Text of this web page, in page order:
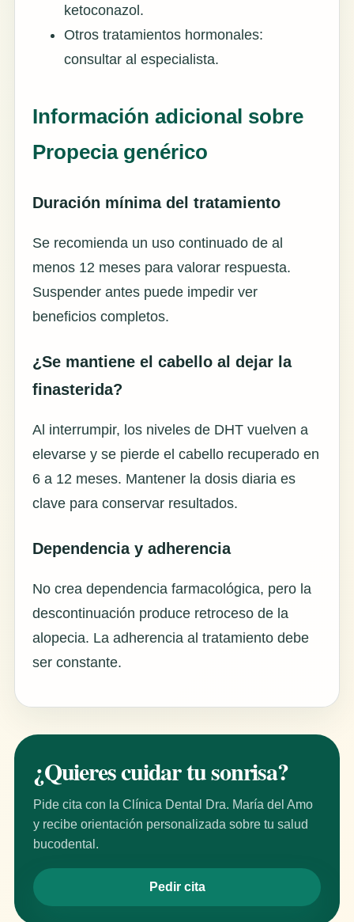
ketoconazol.
Otros tratamientos hormonales:
consultar al especialista.
Información adicional sobre
Propecia genérico
Duración mínima del tratamiento
Se recomienda un uso continuado de al
menos 12 meses para valorar respuesta.
Suspender antes puede impedir ver
beneficios completos.
¿Se mantiene el cabello al dejar la
finasterida?
Al interrumpir, los niveles de DHT vuelven a
elevarse y se pierde el cabello recuperado en
6 a 12 meses. Mantener la dosis diaria es
clave para conservar resultados.
Dependencia y adherencia
No crea dependencia farmacológica, pero la
descontinuación produce retroceso de la
alopecia. La adherencia al tratamiento debe
ser constante.
¿Quieres cuidar tu sonrisa?
Pide cita con la Clínica Dental Dra. María del Amo
y recibe orientación personalizada sobre tu salud
bucodental.
Pedir cita